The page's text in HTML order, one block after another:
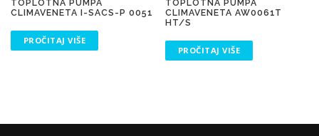
TOPLOTNA PUMPA
CLIMAVENETA I-SACS-P 0051
PROČITAJ VIŠE
TOPLOTNA PUMPA
CLIMAVENETA AW0061T
HT/S
PROČITAJ VIŠE